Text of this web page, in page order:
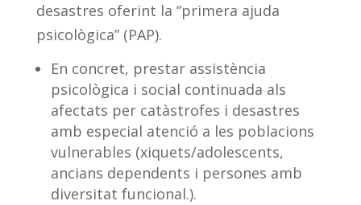
desastres oferint la “primera ajuda
psicològica” (PAP).
En concret, prestar assistència
psicològica i social continuada als
afectats per catàstrofes i desastres
amb especial atenció a les poblacions
vulnerables (xiquets/adolescents,
ancians dependents i persones amb
diversitat funcional.).